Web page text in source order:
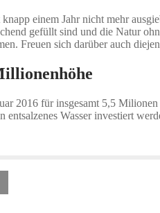
einem Jahr nicht mehr
gefüllt sind und die Natur
Freuen sich darüber auch
2016 für insgesamt 5,5
entsalzenes Wasser investiert